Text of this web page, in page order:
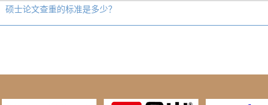
硕士论文查重的标准是多少？